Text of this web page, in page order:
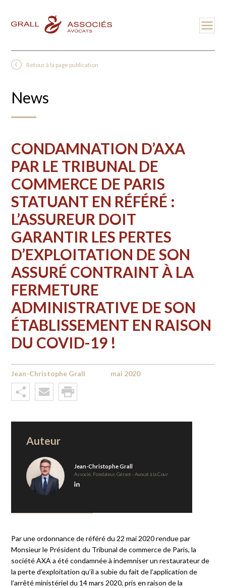
Retour à la page publication
News
CONDAMNATION D’AXA
PAR LE TRIBUNAL DE
COMMERCE DE PARIS
STATUANT EN RÉFÉRÉ :
L’ASSUREUR DOIT
GARANTIR LES PERTES
D’EXPLOITATION DE SON
ASSURÉ CONTRAINT À LA
FERMETURE
ADMINISTRATIVE DE SON
ÉTABLISSEMENT EN RAISON
DU COVID-19 !
Jean-Christophe Grall mai 2020
Auteur
Jean-Christophe Grall
Associé, Fondateur, Gérant - Avocat à la Cour
Par une ordonnance de référé du 22 mai 2020 rendue par
Monsieur le Président du Tribunal de commerce de Paris, la
société AXA a été condamnée à indemniser un restaurateur de
la perte d’exploitation qu’il a subie du fait de l’application de
l’arrêté ministériel du 14 mars 2020, pris en raison de la